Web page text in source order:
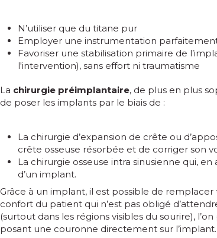
N’utiliser que du titane pur
Employer une instrumentation
Favoriser une stabilisation primaire de
l'intervention), sans effort ni traumatisme
La chirurgie préimplantaire, de plus en plus
de poser les implants par le biais de :
La chirurgie d’expansion de crête ou
crête osseuse résorbée et de corriger son
La chirurgie osseuse intra sinusienne qui,
d’un implant.
Grâce à un implant, il est possible de
confort du patient qui n’est pas obligé
(surtout dans les régions visibles du sourire),
posant une couronne directement sur l’implant.